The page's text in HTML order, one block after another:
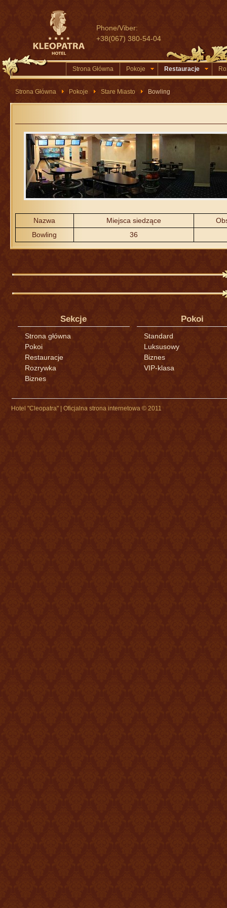
Phone/Viber:
+38(067) 380-54-04
Strona Główna Pokoje Restauracje
Strona Główna Pokoje Stare Miasto Bowling
Nazwa Miejsca siedzące
Bowling
36
Sekcje
Strona główna
Pokoi
Restauracje
Rozrywka
Biznes
Pokoi
Standard
Luksusowy
Biznes
VIP-klasa
Hotel "Cleopatra" | Oficjalna strona internetowa © 2011